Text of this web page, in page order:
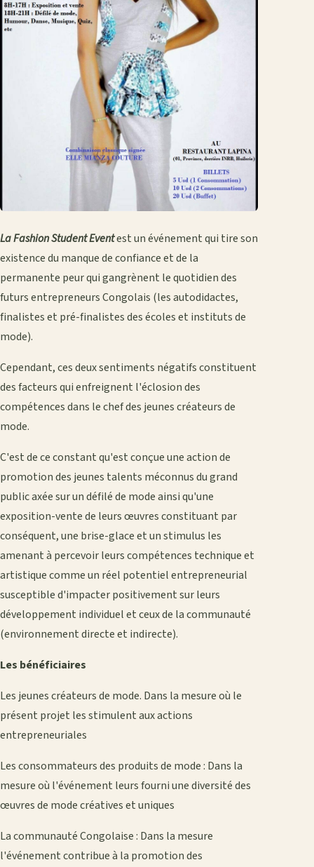
La Fashion Student Eventest un événement qui tire son
existence du manque de confiance et de la
permanente peur qui gangrènent le quotidien des
futurs entrepreneurs Congolais (les autodidactes,
finalistes et pré-finalistes des écoles et instituts de
mode).
Cependant, ces deux sentiments négatifs constituent
des facteurs qui enfreignent l'éclosion des
compétences dans le chef des jeunes créateurs de
mode.
C'est de ce constant qu'est conçue une action de
promotion des jeunes talents méconnus du grand
public axée sur un défilé de mode ainsi qu'une
exposition-vente de leurs œuvres constituant par
conséquent, une brise-glace et un stimulus les
amenant à percevoir leurs compétences technique et
artistique comme un réel potentiel entrepreneurial
susceptible d'impacter positivement sur leurs
développement individuel et ceux de la communauté
(environnement directe et indirecte).
Les bénéficiaires
Les jeunes créateurs de mode. Dans la mesure où le
présent projet les stimulent aux actions
entrepreneuriales
Les consommateurs des produits de mode : Dans la
mesure où l'événement leurs fourni une diversité des
œuvres de mode créatives et uniques
La communauté Congolaise : Dans la mesure
l'événement contribue à la promotion des